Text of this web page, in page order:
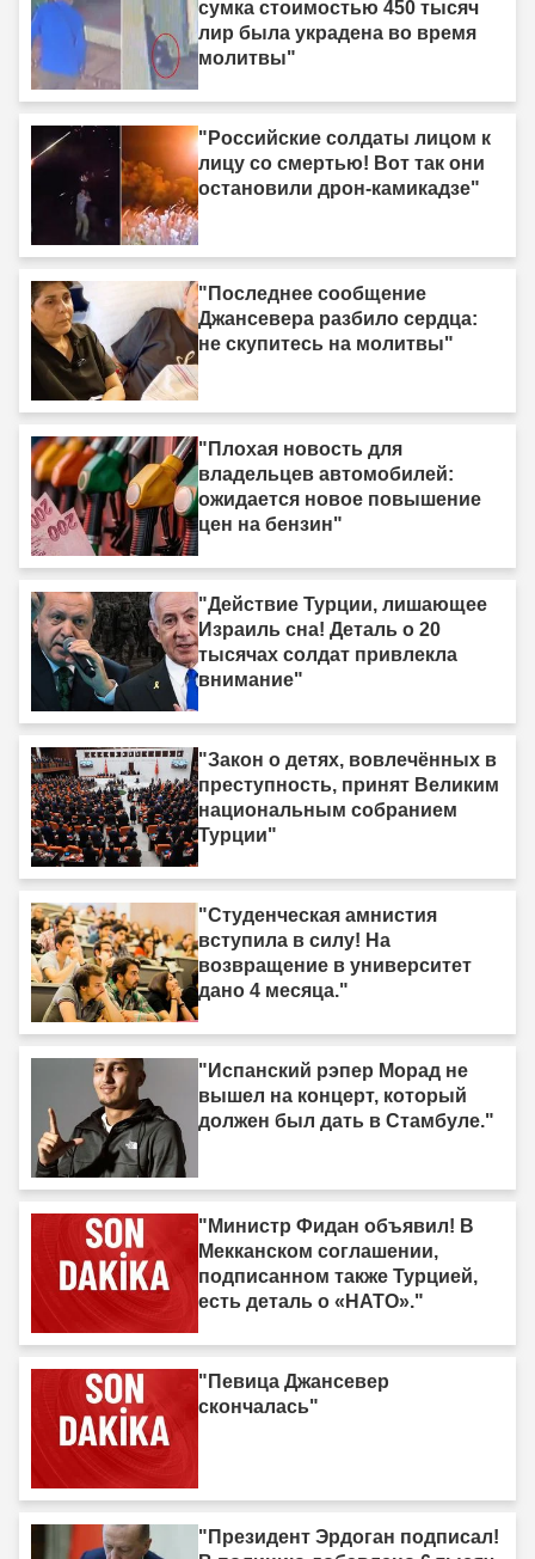
сумка стоимостью 450 тысяч
лир была украдена во время
молитвы"
"Российские солдаты лицом к
лицу со смертью! Вот так они
остановили дрон-камикадзе"
"Последнее сообщение
Джансевера разбило сердца:
не скупитесь на молитвы"
"Плохая новость для
владельцев автомобилей:
ожидается новое повышение
цен на бензин"
"Действие Турции, лишающее
Израиль сна! Деталь о 20
тысячах солдат привлекла
внимание"
"Закон о детях, вовлечённых в
преступность, принят Великим
национальным собранием
Турции"
"Студенческая амнистия
вступила в силу! На
возвращение в университет
дано 4 месяца."
"Испанский рэпер Морад не
вышел на концерт, который
должен был дать в Стамбуле."
"Министр Фидан объявил! В
Мекканском соглашении,
подписанном также Турцией,
есть деталь о «НАТО»."
"Певица Джансевер
скончалась"
"Президент Эрдоган подписал!